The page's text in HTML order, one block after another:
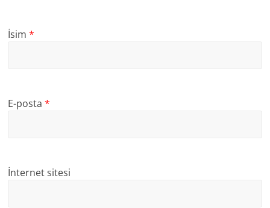
İsim*
E-posta*
İnternet sitesi